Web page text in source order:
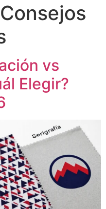
Consejos
vs
Elegir?